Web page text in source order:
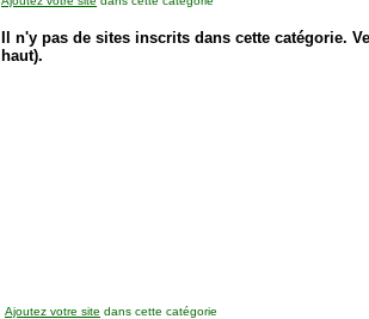
Il n'y pas de sites inscrits dans cette catégorie.
haut).
Ajoutez votre site dans cette catégorie